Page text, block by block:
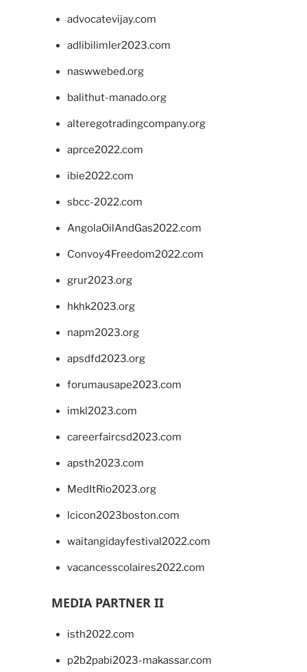
advocatevijay.com
adlibilimler2023.com
naswwebed.org
balithut-manado.org
alteregotradingcompany.org
aprce2022.com
ibie2022.com
sbcc-2022.com
AngolaOilAndGas2022.com
Convoy4Freedom2022.com
grur2023.org
hkhk2023.org
napm2023.org
apsdfd2023.org
forumausape2023.com
imkl2023.com
careerfaircsd2023.com
apsth2023.com
MedItRio2023.org
lcicon2023boston.com
waitangidayfestival2022.com
vacancesscolaires2022.com
MEDIA PARTNER II
isth2022.com
p2b2pabi2023-makassar.com